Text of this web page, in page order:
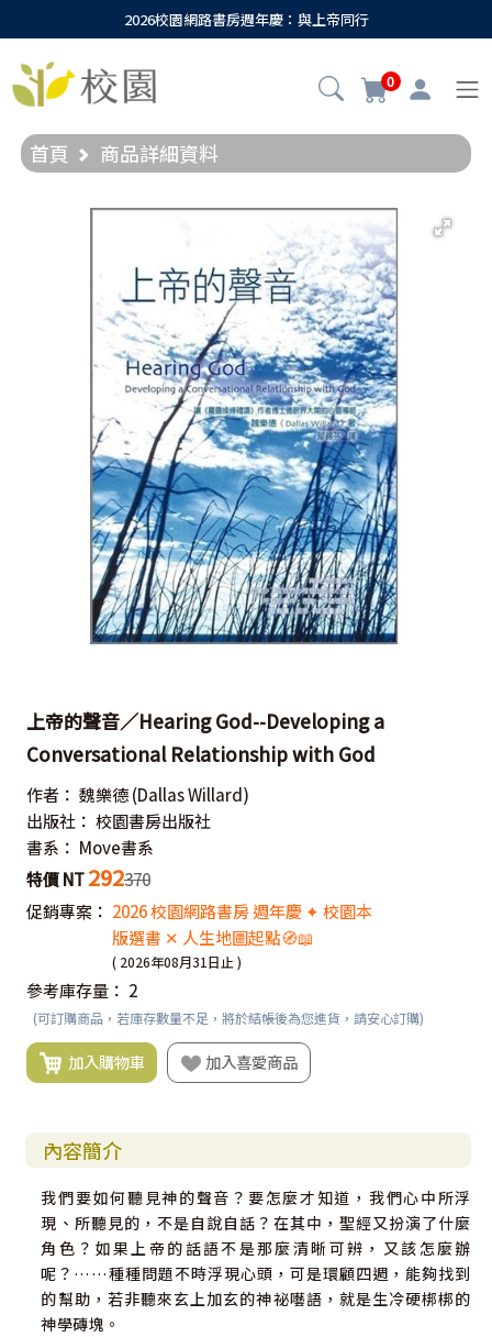
2026校園網路書房週年慶：與上帝同行
0
首頁 商品詳細資料
上帝的聲音／Hearing God--Developing a
Conversational Relationship with God
作者： 魏樂德 (Dallas Willard)
出版社： 校園書房出版社
書系： Move書系
特價 NT 292370
促銷專案： 2026 校園網路書房 週年慶 ✦ 校園本
版選書 ✕ 人生地圖起點🧭📖
( 2026年08月31日止 )
參考庫存量： 2
(可訂購商品，若庫存數量不足，將於結帳後為您進貨，請安心訂購)
加入購物車 加入喜愛商品
內容簡介
我們要如何聽見神的聲音？要怎麼才知道，我們心中所浮
現、所聽見的，不是自說自話？在其中，聖經又扮演了什麼
角色？如果上帝的話語不是那麼清晰可辨，又該怎麼辦
呢？……種種問題不時浮現心頭，可是環顧四週，能夠找到
的幫助，若非聽來玄上加玄的神祕囈語，就是生冷硬梆梆的
神學磚塊。